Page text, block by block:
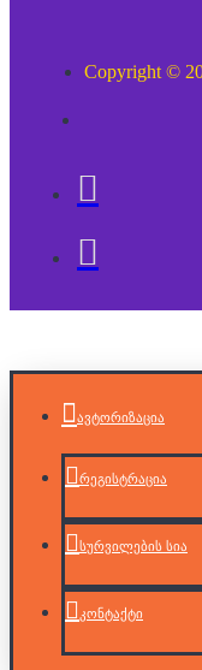
Copyright ©
ავტორიზაცია
რეგისტრაცია
სურვილების სია
კონტაქტი